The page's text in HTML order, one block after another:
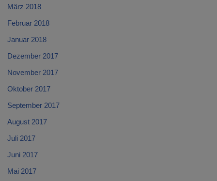
März 2018
Februar 2018
Januar 2018
Dezember 2017
November 2017
Oktober 2017
September 2017
August 2017
Juli 2017
Juni 2017
Mai 2017